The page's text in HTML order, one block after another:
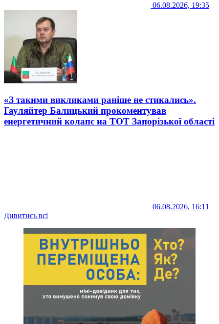
06.08.2026, 19:35
«З такими викликами раніше не стикались».
Гауляйтер Балицький прокоментував
енергетичний колапс на ТОТ Запорізької області
06.08.2026, 16:11
Дивитись всі